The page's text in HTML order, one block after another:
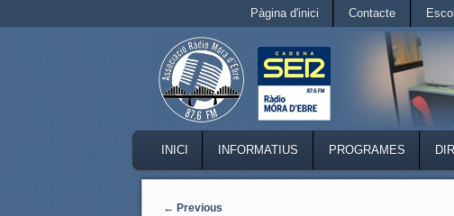
Pàgina d'inici Contacte
MAIN MENU
SKIP TO PRIMARY CONTENT
SKIP TO SECONDARY CONTENT
INICI INFORMATIUS PROGRAMES
Post navigation
← Previous